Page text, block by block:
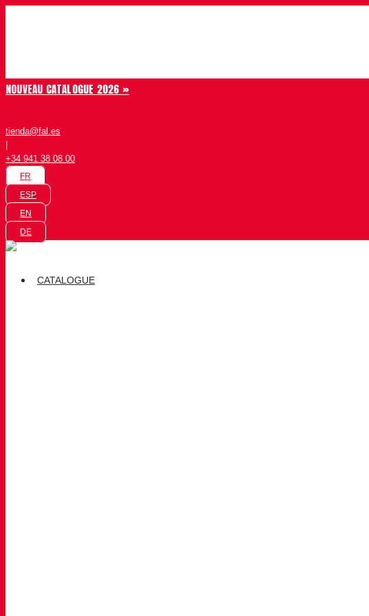
NOUVEAU CATALOGUE 2026 »
tienda@fal.es
+34 941 38 08 00
FR
ESP
EN
DE
CATALOGUE